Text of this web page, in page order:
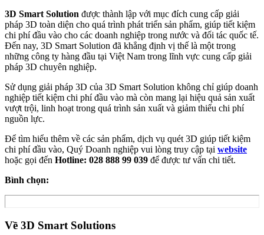
3D Smart Solution được thành lập với mục đích cung cấp giải
pháp 3D toàn diện cho quá trình phát triển sản phẩm, giúp tiết kiệm
chi phí đầu vào cho các doanh nghiệp trong nước và đối tác quốc tế.
Đến nay, 3D Smart Solution đã khẳng định vị thế là một trong
những công ty hàng đầu tại Việt Nam trong lĩnh vực cung cấp giải
pháp 3D chuyên nghiệp.
Sử dụng giải pháp 3D của 3D Smart Solution không chỉ giúp doanh
nghiệp tiết kiệm chi phí đầu vào mà còn mang lại hiệu quả sản xuất
vượt trội, linh hoạt trong quá trình sản xuất và giảm thiểu chi phí
nguồn lực.
Để tìm hiểu thêm về các sản phẩm, dịch vụ quét 3D giúp tiết kiệm
chi phí đầu vào, Quý Doanh nghiệp vui lòng truy cập tại website
hoặc gọi đến Hotline: 028 888 99 039 để được tư vấn chi tiết.
Bình chọn:
Về 3D Smart Solutions